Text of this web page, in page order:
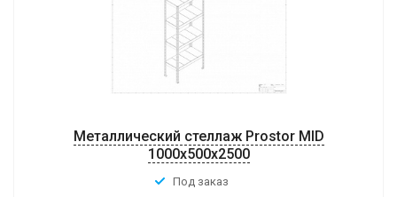
Металлический стеллаж Prostor MID
1000x500x2500
Под заказ